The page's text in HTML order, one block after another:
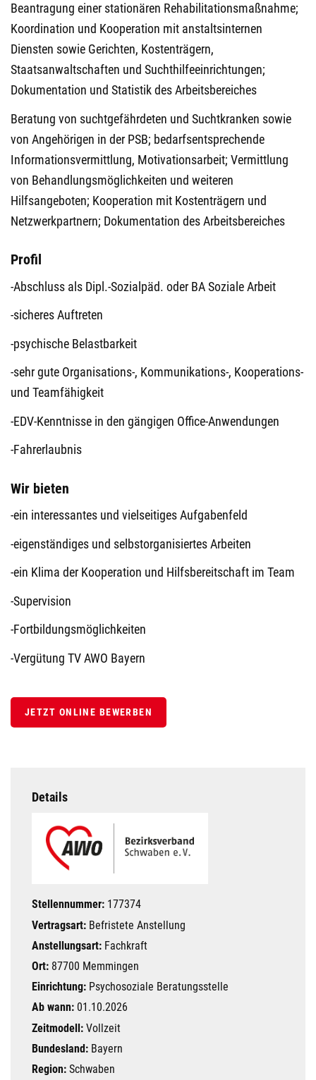
Details
Stellennummer: 177374
Vertragsart: Befristete Anstellung
Anstellungsart: Fachkraft
Ort: 87700 Memmingen
Einrichtung: Psychosoziale Beratungsstelle
Ab wann: 01.10.2026
Zeitmodell: Vollzeit
Bundesland: Bayern
Region: Schwaben
Beantragung einer stationären Rehabilitationsmaßnahme;
Koordination und Kooperation mit anstaltsinternen
Diensten sowie Gerichten, Kostenträgern,
Staatsanwaltschaften und Suchthilfeeinrichtungen;
Dokumentation und Statistik des Arbeitsbereiches
Beratung von suchtgefährdeten und Suchtkranken sowie
von Angehörigen in der PSB; bedarfsentsprechende
Informationsvermittlung, Motivationsarbeit; Vermittlung
von Behandlungsmöglichkeiten und weiteren
Hilfsangeboten; Kooperation mit Kostenträgern und
Netzwerkpartnern; Dokumentation des Arbeitsbereiches
Profil
-Abschluss als Dipl.-Sozialpäd. oder BA Soziale Arbeit
-sicheres Auftreten
-psychische Belastbarkeit
-sehr gute Organisations-, Kommunikations-, Kooperations-
und Teamfähigkeit
-EDV-Kenntnisse in den gängigen Office-Anwendungen
-Fahrerlaubnis
Wir bieten
-ein interessantes und vielseitiges Aufgabenfeld
-eigenständiges und selbstorganisiertes Arbeiten
-ein Klima der Kooperation und Hilfsbereitschaft im Team
-Supervision
-Fortbildungsmöglichkeiten
-Vergütung TV AWO Bayern
JETZT ONLINE BEWERBEN